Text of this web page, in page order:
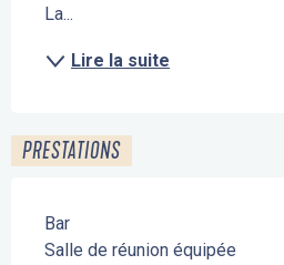
La...
Lire la suite
PRESTATIONS
Bar
Salle de réunion équipée